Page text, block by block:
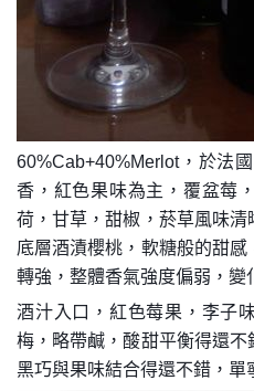
60%Cab+40%Merlot，於法
香，紅色果味為主，覆盆莓
荷，甘草，甜椒，菸草風味清
底層酒漬櫻桃，軟糖般的甜
轉強，整體香氣強度偏弱，變
酒汁入口，紅色莓果，李子
梅，略帶鹹，酸甜平衡得還
黑巧與果味結合得還不錯，單